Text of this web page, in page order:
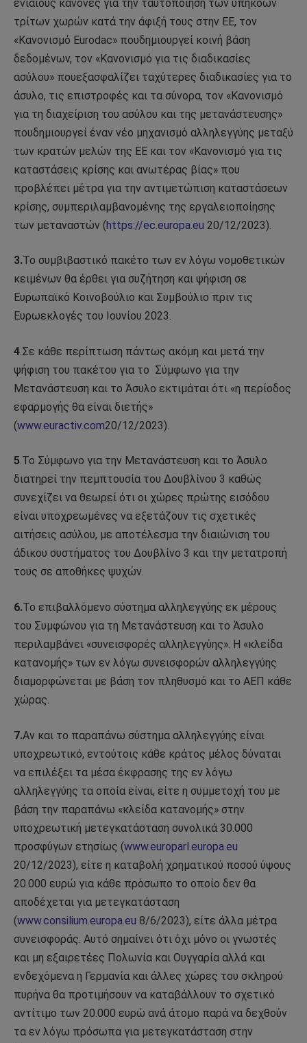
ενιαίους κανόνες για την ταυτοποίηση των υπηκόων
τρίτων χωρών κατά την άφιξή τους στην ΕΕ, τον
«Κανονισμό Eurodac» πουδημιουργεί κοινή βάση
δεδομένων, τον «Κανονισμό για τις διαδικασίες
ασύλου» πουεξασφαλίζει ταχύτερες διαδικασίες για το
άσυλο, τις επιστροφές και τα σύνορα, τον «Κανονισμό
για τη διαχείριση του ασύλου και της μετανάστευσης»
πουδημιουργεί έναν νέο μηχανισμό αλληλεγγύης μεταξύ
των κρατών μελών της ΕΕ και τον «Κανονισμό για τις
καταστάσεις κρίσης και ανωτέρας βίας» που
προβλέπει μέτρα για την αντιμετώπιση καταστάσεων
κρίσης, συμπεριλαμβανομένης της εργαλειοποίησης
των μεταναστών (https://ec.europa.eu 20/12/2023).
3.Το συμβιβαστικό πακέτο των εν λόγω νομοθετικών
κειμένων θα έρθει για συζήτηση και ψήφιση σε
Ευρωπαϊκό Κοινοβούλιο και Συμβούλιο πριν τις
Ευρωεκλογές του Ιουνίου 2023.
4.Σε κάθε περίπτωση πάντως ακόμη και μετά την
ψήφιση του πακέτου για το Σύμφωνο για την
Μετανάστευση και το Άσυλο εκτιμάται ότι «η περίοδος
εφαρμογής θα είναι διετής»
(www.euractiv.com20/12/2023).
5.Το Σύμφωνο για την Μετανάστευση και το Άσυλο
διατηρεί την πεμπτουσία του Δουβλίνου 3 καθώς
συνεχίζει να θεωρεί ότι οι χώρες πρώτης εισόδου
είναι υποχρεωμένες να εξετάζουν τις σχετικές
αιτήσεις ασύλου, με αποτέλεσμα την διαιώνιση του
άδικου συστήματος του Δουβλίνο 3 και την μετατροπή
τους σε αποθήκες ψυχών.
6.Το επιβαλλόμενο σύστημα αλληλεγγύης εκ μέρους
του Συμφώνου για τη Μετανάστευση και το Άσυλο
περιλαμβάνει «συνεισφορές αλληλεγγύης». Η «κλείδα
κατανομής» των εν λόγω συνεισφορών αλληλεγγύης
διαμορφώνεται με βάση τον πληθυσμό και το ΑΕΠ κάθε
χώρας.
7.Αν και το παραπάνω σύστημα αλληλεγγύης είναι
υποχρεωτικό, εντούτοις κάθε κράτος μέλος δύναται
να επιλέξει τα μέσα έκφρασης της εν λόγω
αλληλεγγύης τα οποία είναι, είτε η συμμετοχή του με
βάση την παραπάνω «κλείδα κατανομής» στην
υποχρεωτική μετεγκατάσταση συνολικά 30.000
προσφύγων ετησίως (www.europarl.europa.eu
20/12/2023), είτε η καταβολή χρηματικού ποσού ύψους
20.000 ευρώ για κάθε πρόσωπο το οποίο δεν θα
αποδέχεται για μετεγκατάσταση
(www.consilium.europa.eu 8/6/2023), είτε άλλα μέτρα
συνεισφοράς. Αυτό σημαίνει ότι όχι μόνο οι γνωστές
και μη εξαιρετέες Πολωνία και Ουγγαρία αλλά και
ενδεχόμενα η Γερμανία και άλλες χώρες του σκληρού
πυρήνα θα προτιμήσουν να καταβάλλουν το σχετικό
αντίτιμο των 20.000 ευρώ ανά άτομο παρά να δεχθούν
τα εν λόγω πρόσωπα για μετεγκατάσταση στην